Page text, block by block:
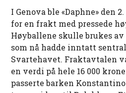
I Genova ble «Daphne» den
for en frakt med pressede
Høyballene skulle brukes
som nå hadde inntatt
Svartehavet. Fraktavtalen
en verdi på hele 16 000
passerte barken